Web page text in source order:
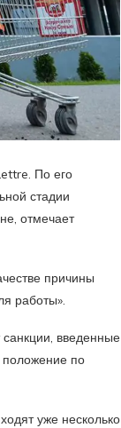
По его
стадии
отмечает
причины
работы».
введенные
положение по
уже несколько